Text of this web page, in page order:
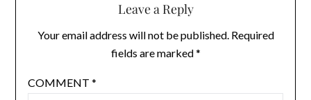
Leave a Reply
Your email address will not be published. Required
fields are marked*
COMMENT *